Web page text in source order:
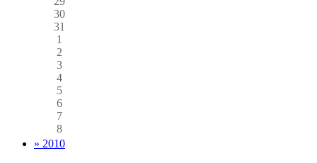
30
31
1
2
3
4
5
6
7
8
» 2010